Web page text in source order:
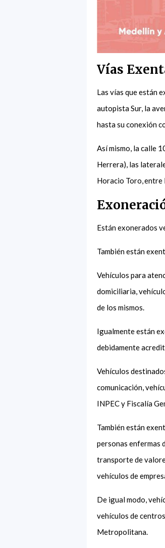
Vías
Las vías que están
autopista Sur, la
hasta su conexión
Así mismo, la calle
Herrera), las
Horacio Toro, entre
Están exonerados
También están
Vehículos para
domiciliaria,
de los mismos.
Igualmente están
debidamente
Vehículos
comunicación,
INPEC y Fiscalía
También están
personas enfermas
transporte de
vehículos de
De igual modo,
vehículos de
Metropolitana.